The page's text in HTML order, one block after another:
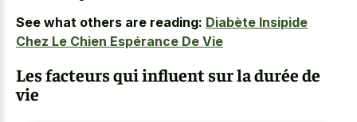
See what others are reading: Diabète Insipide
Chez Le Chien Espérance De Vie
Les facteurs qui influent sur la durée de
vie